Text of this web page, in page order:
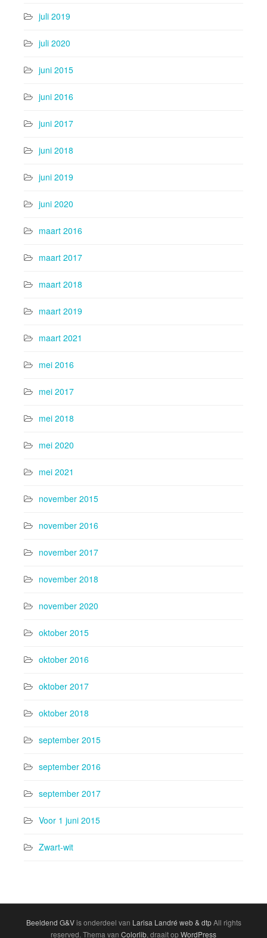
juli 2019
juli 2020
juni 2015
juni 2016
juni 2017
juni 2018
juni 2019
juni 2020
maart 2016
maart 2017
maart 2018
maart 2019
maart 2021
mei 2016
mei 2017
mei 2018
mei 2020
mei 2021
november 2015
november 2016
november 2017
november 2018
november 2020
oktober 2015
oktober 2016
oktober 2017
oktober 2018
september 2015
september 2016
september 2017
Voor 1 juni 2015
Zwart-wit
Beeldend G&Vis onderdeel van Larisa Landré web & dtpAll rights
reserved. Thema van Colorlib, draait opWordPress